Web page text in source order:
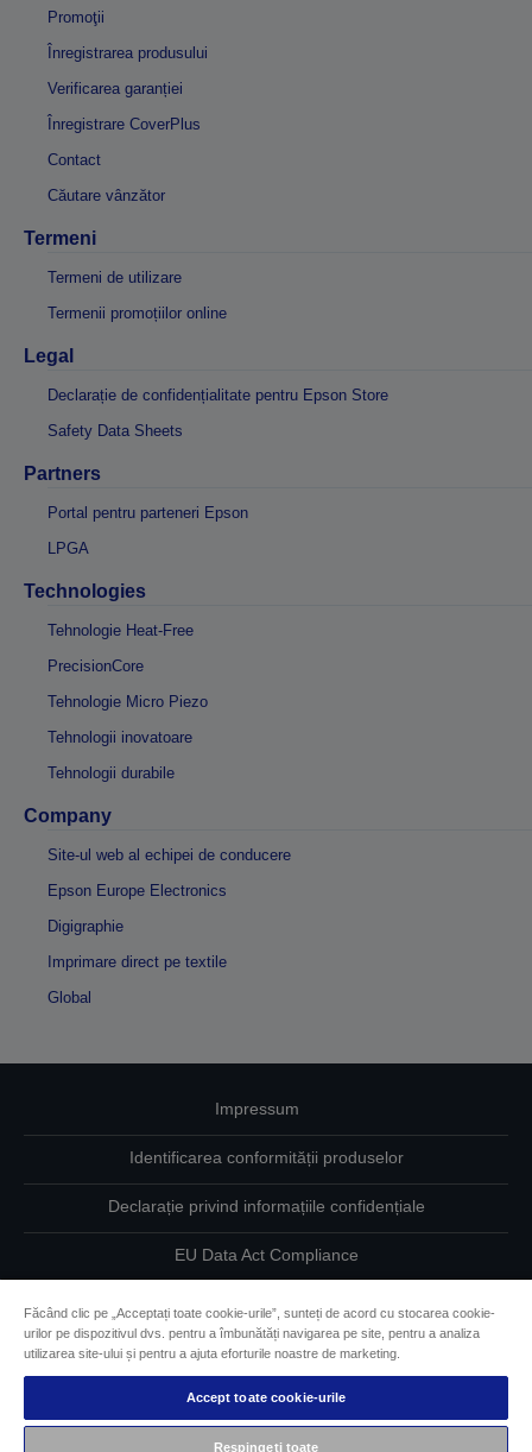
Promoţii
Înregistrarea produsului
Verificarea garanției
Înregistrare CoverPlus
Contact
Căutare vânzător
Termeni
Termeni de utilizare
Termenii promoțiilor online
Legal
Declarație de confidențialitate pentru Epson Store
Safety Data Sheets
Partners
Portal pentru parteneri Epson
LPGA
Technologies
Tehnologie Heat-Free
PrecisionCore
Tehnologie Micro Piezo
Tehnologii inovatoare
Tehnologii durabile
Company
Site-ul web al echipei de conducere
Epson Europe Electronics
Digigraphie
Imprimare direct pe textile
Global
Impressum
Identificarea conformității produselor
Declarație privind informațiile confidențiale
EU Data Act Compliance
Informaţii despre modulele cookie
Angajamentul Epson pe linie de accesibilitate
Făcând clic pe „Acceptați toate cookie-urile”, sunteți de acord cu stocarea cookie-
urilor pe dispozitivul dvs. pentru a îmbunătăți navigarea pe site, pentru a analiza
utilizarea site-ului și pentru a ajuta eforturile noastre de marketing.
Accept toate cookie-urile
Respingeți toate